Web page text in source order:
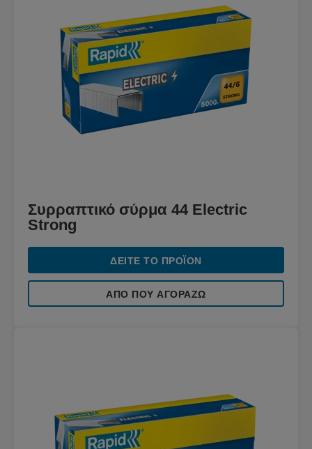
Συρραπτικό σύρμα 44 Electric
Strong
ΔΕΊΤΕ ΤΟ ΠΡΟΪΌΝ
ΑΠΌ ΠΟΥ ΑΓΟΡΆΖΩ